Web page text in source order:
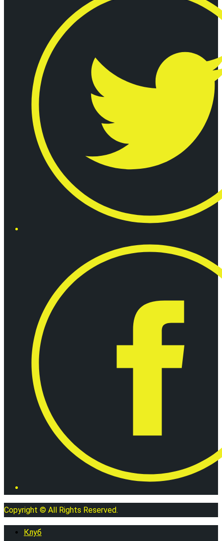
Copyright © All Rights Reserved.
Клуб